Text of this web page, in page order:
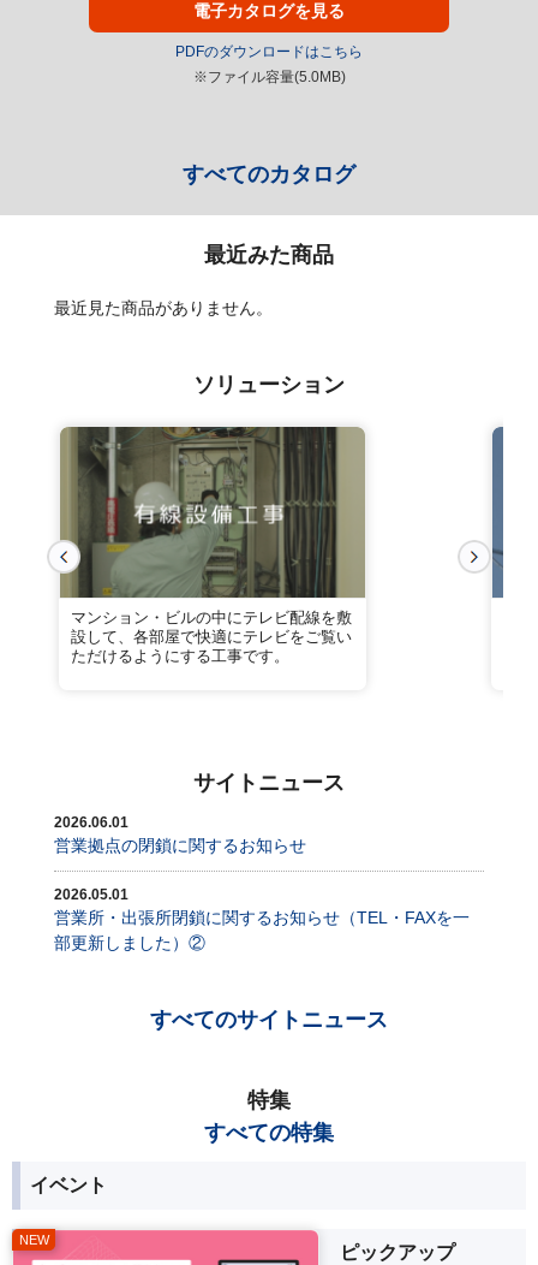
電子カタログを見る
PDFのダウンロードはこちら
※ファイル容量(5.0MB)
すべてのカタログ
最近みた商品
最近見た商品がありません。
ソリューション
マンション・ビルの中にテレビ配線を敷
設して、各部屋で快適にテレビをご覧い
ただけるようにする工事です。
サイトニュース
2026.06.01
営業拠点の閉鎖に関するお知らせ
2026.05.01
営業所・出張所閉鎖に関するお知らせ（TEL・FAXを一
部更新しました）②
すべてのサイトニュース
特集
すべての特集
イベント
ピックアップ